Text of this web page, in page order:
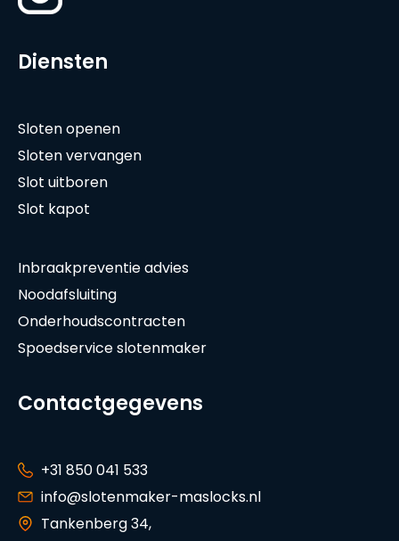
Diensten
Sloten openen
Sloten vervangen
Slot uitboren
Slot kapot
Inbraakpreventie advies
Noodafsluiting
Onderhoudscontracten
Spoedservice slotenmaker
Contactgegevens
+31 850 041 533
info@slotenmaker-maslocks.nl
Tankenberg 34,